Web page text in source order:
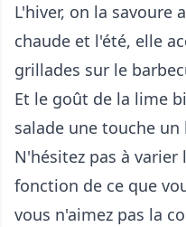
L'hiver, on la savoure
chaude et l'été, elle
grillades sur le
Et le goût de la lime
salade une touche
N'hésitez pas à
fonction de ce que
vous n'aimez pas la